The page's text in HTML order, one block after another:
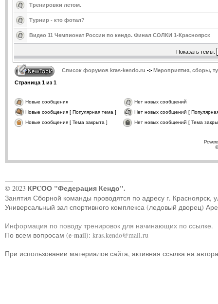
Тренировки летом.
Турнир - кто фотал?
Видео 11 Чемпионат России по кендо. Финал СОЛКИ 1-Красноярск
Показать темы:
Список форумов kras-kendo.ru -> Мероприятия, сборы,
Страница 1 из 1
Новые сообщения
Нет новых сообщений
Новые сообщения [ Популярная тема ]
Нет новых сообщений [
Новые сообщения [ Тема закрыта ]
Нет новых сообщений [ Тема
© 2023 КРCОО "Федерация Кендо".
Занятия Сборной команды проводятся по адресу г. Красноярск,
Универсальный зал спортивного комплекса (ледовый дворец)
Информация по поводу тренировок для начинающих по ссылке.
По всем вопросам (e-mail): kras.kendo@mail.ru
При использовании материалов сайта, активная ссылка на